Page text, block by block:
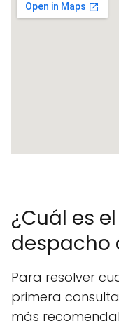
¿Cuál es
despacho
Para resolver
primera
más